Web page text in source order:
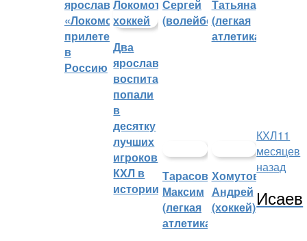
ярославского
«Локомотива»
прилетел
в
Россию
Два
ярославских
воспитанника
попали
в
десятку
лучших
игроков
КХЛ в
истории
Сергей
(волейбол)
Татьяна
(легкая
атлетика)
Тарасов
Максим
(легкая
атлетика)
Хомутов
Андрей
(хоккей)
КХЛ11
месяцев
назад
Исаев